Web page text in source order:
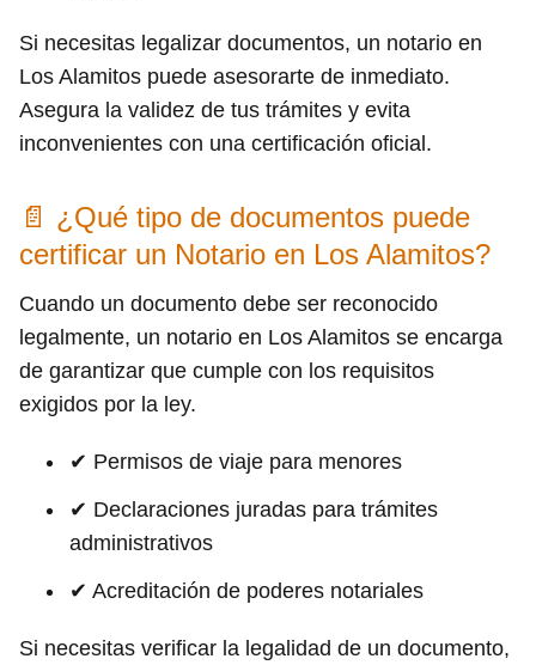
Si necesitas legalizar documentos, un notario en
Los Alamitos puede asesorarte de inmediato.
Asegura la validez de tus trámites y evita
inconvenientes con una certificación oficial.
📄 ¿Qué tipo de documentos puede
certificar un Notario en Los Alamitos?
Cuando un documento debe ser reconocido
legalmente, un notario en Los Alamitos se encarga
de garantizar que cumple con los requisitos
exigidos por la ley.
✔ Permisos de viaje para menores
✔ Declaraciones juradas para trámites
administrativos
✔ Acreditación de poderes notariales
Si necesitas verificar la legalidad de un documento,